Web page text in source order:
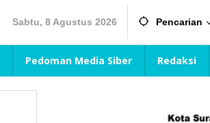
Sabtu, 8 Agustus 2026 Pencarian
Pedoman Media Siber Redaksi